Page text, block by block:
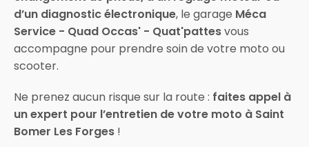
d’un diagnostic électronique, le garage Méca
Service - Quad Occas' - Quat'pattesvous
accompagne pour prendre soin de votre moto ou
scooter.
Ne prenez aucun risque sur la route : faites appel à
un expert pour l’entretien de votre moto à Saint
Bomer Les Forges !